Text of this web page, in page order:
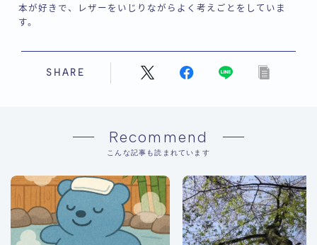
本が好きで、レザーをいじりながらよく考えごとをしていま
す。
SHARE
Recommend
こんな記事も読まれています